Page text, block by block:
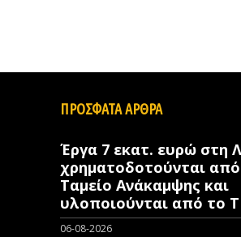
ΠΡΟΣΦΑΤΑ ΑΡΘΡΑ
Έργα 7 εκατ. ευρώ στη
χρηματοδοτούνται
Ταμείο Ανάκαμψης και
υλοποιούνται από το
06-08-2026